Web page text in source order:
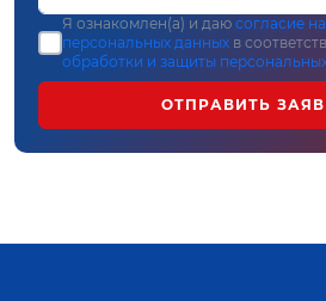
Я ознакомлен(а) и даю согласие
персональных данных в
обработки и защиты
ОТПРАВИТЬ